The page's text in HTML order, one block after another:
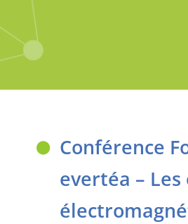
Conférence
evertéa – Les